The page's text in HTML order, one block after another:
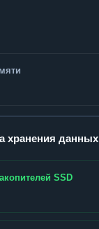
хранения данных
SSD